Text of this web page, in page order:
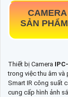
SẢN
Thiết bị Camera
trong việc thu âm và
Smart IR công suất
cung cấp hình ảnh